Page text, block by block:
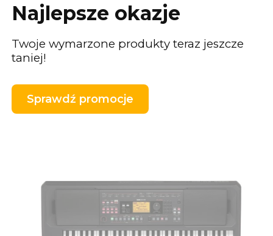
Najlepsze okazje
Twoje wymarzone produkty teraz jeszcze
taniej!
Sprawdź promocje